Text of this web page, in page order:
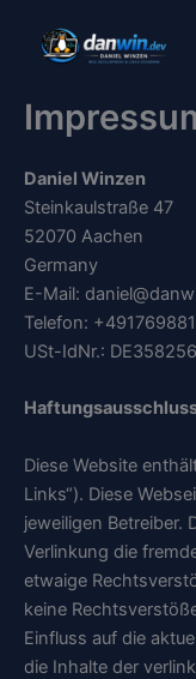
Inhalt
springen
Daniel Winzen
Steinkaulstraße 47
52070 Aachen
Germany
E-Mail:
Telefon:
USt-IdNr.:
Diese Website
Links“). Diese
jeweiligen Betreiber.
Verlinkung die
etwaige
keine
Einfluss auf die
die Inhalte der